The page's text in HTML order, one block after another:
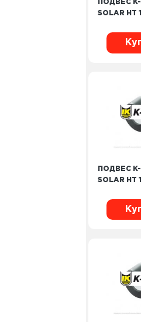
ПОДВЕС K-
SOLAR HT
ПОДВЕС K-
SOLAR HT